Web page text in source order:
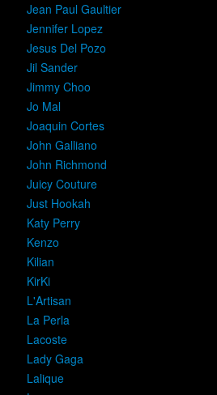
Jean Paul Gaultier
Jennifer Lopez
Jesus Del Pozo
Jil Sander
Jimmy Choo
Jo Mal
Joaquin Cortes
John Galliano
John Richmond
Juicy Couture
Just Hookah
Katy Perry
Kenzo
Kilian
KirKi
L'Artisan
La Perla
Lacoste
Lady Gaga
Lalique